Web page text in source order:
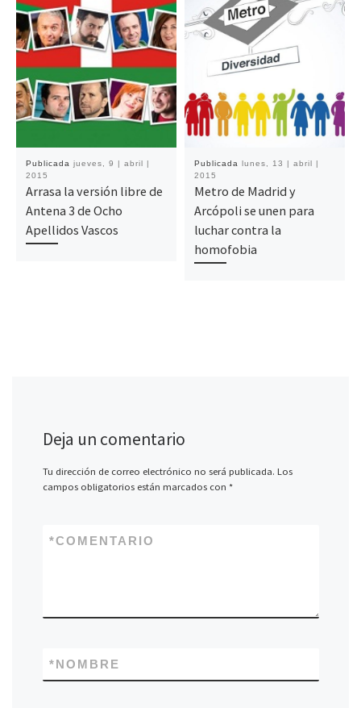
Publicada jueves, 9 | abril |
2015
Arrasa la versión libre de
Antena 3 de Ocho
Apellidos Vascos
Publicada lunes, 13 | abril |
2015
Metro de Madrid y
Arcópoli se unen para
luchar contra la
homofobia
Deja un comentario
Tu dirección de correo electrónico no será publicada. Los
campos obligatorios están marcados con *
COMENTARIO
*
NOMBRE
*